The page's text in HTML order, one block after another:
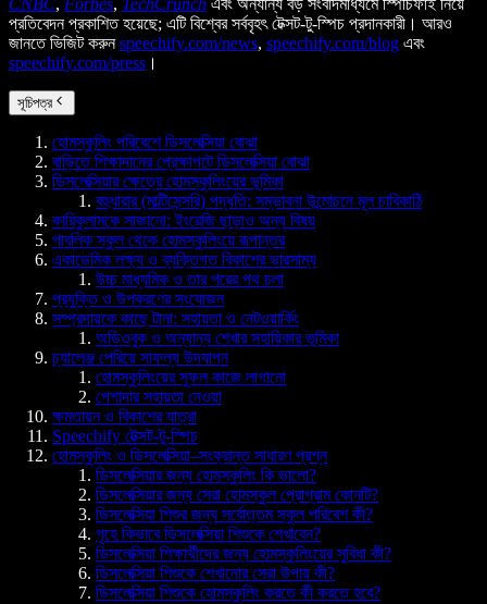
প্রতিবেদন প্রকাশিত হয়েছে; এটি বিশ্বের সর্ববৃহৎ টেক্সট-টু-স্পিচ প্রদানকারী। আরও
জানতে ভিজিট করুনspeechify.com/news, speechify.com/blog এবং
speechify.com/press ।
সূচিপত্র
হোমস্কুলিং পরিবেশে ডিসলেক্সিয়া বোঝা
বাড়িতে শিক্ষাদানের প্রেক্ষাপটে ডিসলেক্সিয়া বোঝা
ডিসলেক্সিয়ার ক্ষেত্রে হোমস্কুলিংয়ের ভূমিকা
বহুধারার (মাল্টিসেন্সরি) পদ্ধতি: সম্ভাবনা উন্মোচনে মূল চাবিকাঠি
কারিকুলামকে সাজানো: ইংরেজি ছাড়াও অন্য বিষয়
পাবলিক স্কুল থেকে হোমস্কুলিংয়ে রূপান্তর
একাডেমিক লক্ষ্য ও ব্যক্তিগত বিকাশের ভারসাম্য
উচ্চ মাধ্যমিক ও তার পরের পথ চলা
প্রযুক্তি ও উপকরণের সংযোজন
সম্প্রদায়কে কাছে টানা: সহায়তা ও নেটওয়ার্কিং
অডিওবুক ও অন্যান্য শেখার সহায়িকার ভূমিকা
চ্যালেঞ্জ পেরিয়ে সাফল্য উদযাপন
হোমস্কুলিংয়ের সুফল কাজে লাগানো
পেশাদার সহায়তা নেওয়া
ক্ষমতায়ন ও বিকাশের যাত্রা
Speechify টেক্সট-টু-স্পিচ
হোমস্কুলিং ও ডিসলেক্সিয়া–সংক্রান্ত সাধারণ প্রশ্ন
ডিসলেক্সিয়ার জন্য হোমস্কুলিং কি ভালো?
ডিসলেক্সিয়ার জন্য সেরা হোমস্কুল প্রোগ্রাম কোনটি?
ডিসলেক্সিয়া শিশুর জন্য সর্বোত্তম স্কুল পরিবেশ কী?
গৃহে কিভাবে ডিসলেক্সিয়া শিশুকে শেখাবেন?
ডিসলেক্সিয়া শিক্ষার্থীদের জন্য হোমস্কুলিংয়ের সুবিধা কী?
ডিসলেক্সিয়া শিশুকে শেখানোর সেরা উপায় কী?
ডিসলেক্সিয়া শিশুকে হোমস্কুলিং করতে কী করতে হবে?